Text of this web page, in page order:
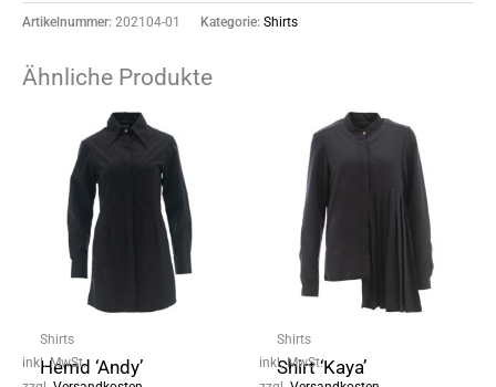
Artikelnummer: 202104-01 Kategorie: Shirts
Ähnliche Produkte
inkl. MwSt.
Shirts
Hemd ‘Andy’
inkl. MwSt.
Shirts
Shirt ‘Kaya’